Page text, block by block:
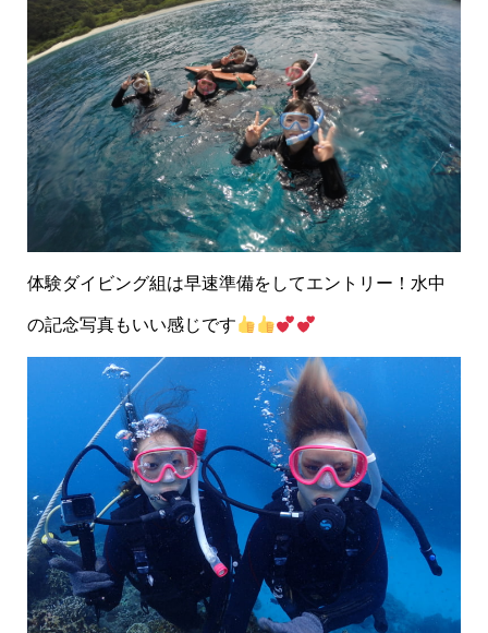
体験ダイビング組は早速準備をしてエントリー！水中
の記念写真もいい感じです